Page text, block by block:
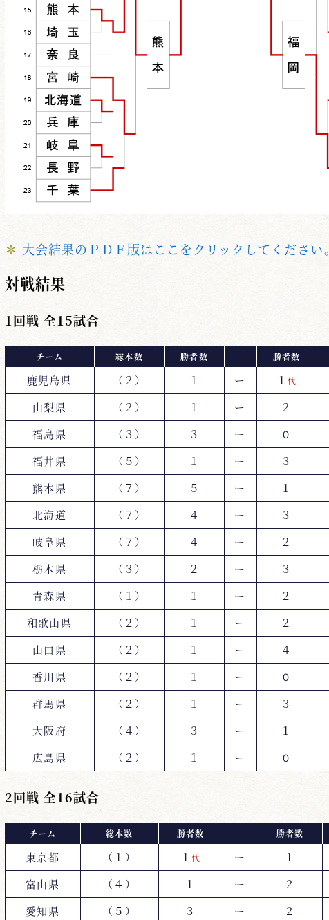
＊ 大会結果のＰＤＦ版はここをクリックしてください。
対戦結果
1回戦 全15試合
チーム 総本数 勝者数 勝者数
鹿児島県 （２） １ ー １ 代
山梨県
（２） １ ー ２
福島県
（３） ３ ー ０
福井県
（５） １ ー ３
熊本県
（７） ５ ー １
北海道
（７） ４ ー ３
岐阜県
（７） ４ ー ２
栃木県
（３） ２ ー ３
青森県
（１） １ ー ２
和歌山県
（２） １ ー ２
山口県
（２） １ ー ４
香川県
（２） １ ー ０
群馬県
（２） １ ー ３
大阪府
（４） ３ ー １
広島県
（２） １ ー ０
2回戦 全16試合
チーム 総本数 勝者数 勝者数
東京都 （１） １ 代 ー １
富山県
（４） １ ー ２
愛知県
（５） ３ ー ２